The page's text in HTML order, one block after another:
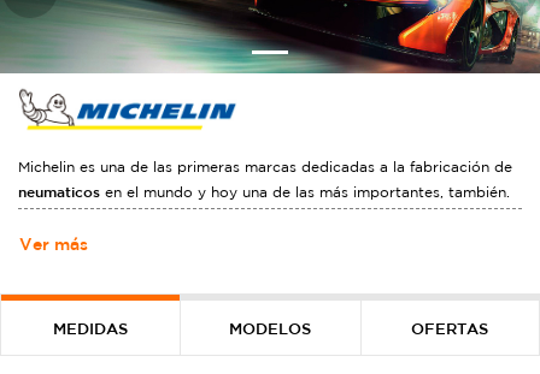
Michelin es una de las primeras marcas dedicadas a la fabricación de
neumaticos en el mundo y hoy una de las más importantes, también.
diversidad de áreas, incluyendo los transportes de carga,
neumaticos Michelinson sinónimo de calidad y garantía que brinda el
Ver más
MEDIDAS MODELOS OFERTAS